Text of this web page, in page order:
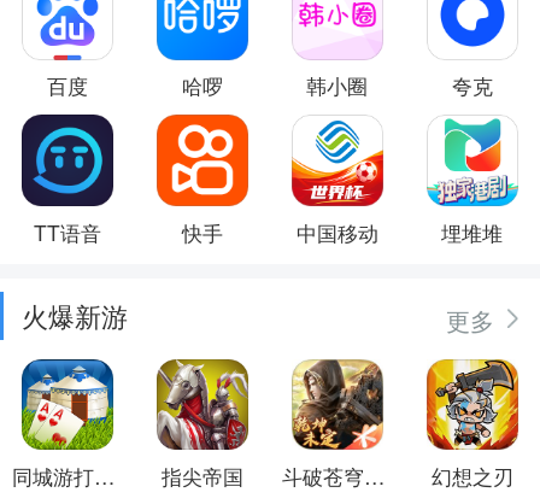
百度 哈啰 韩小圈 夸克
TT语音 快手 中国移动 埋堆堆
火爆新游 更多
同城游打大尖 指尖帝国 斗破苍穹：异火重燃 幻想之刃